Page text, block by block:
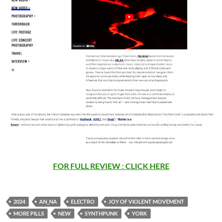
FOR FULL REVIEW : CLICK HERE
2024 AN_NA ELECTRO
JOY OF VIOLENT MOVEMENT
MORE PILLS
NEW SYNTHPUNK YORK